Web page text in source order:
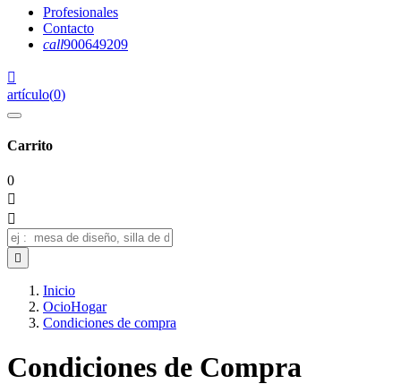
Profesionales
Contacto
call900649209

artículo(0)
Carrito
0



Inicio
OcioHogar
Condiciones de compra
Condiciones de Compra